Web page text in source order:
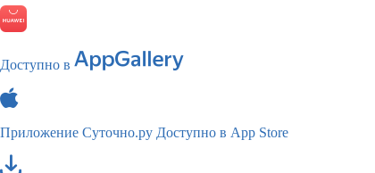
Доступно в
Приложение Суточно.ру Доступно в App Store